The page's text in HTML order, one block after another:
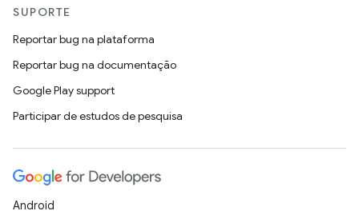
SUPORTE
Reportar bug na plataforma
Reportar bug na documentação
Google Play support
Participar de estudos de pesquisa
Android